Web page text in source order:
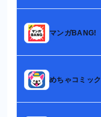
マンガBANG!
めちゃコミック